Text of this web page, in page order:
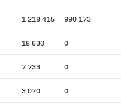
1 218 415 990 173
18 630 0
7 733 0
3 070 0